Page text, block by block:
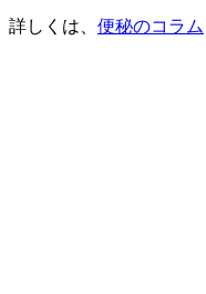
詳しくは、 便秘のコラム